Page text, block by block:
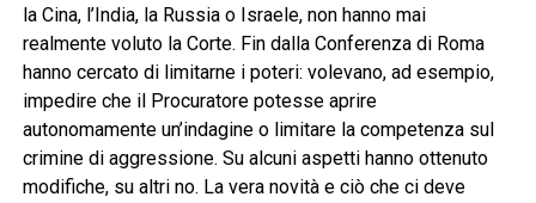
la Cina, l’India, la Russia o Israele, non hanno mai
realmente voluto la Corte. Fin dalla Conferenza di Roma
hanno cercato di limitarne i poteri: volevano, ad esempio,
impedire che il Procuratore potesse aprire
autonomamente un’indagine o limitare la competenza sul
crimine di aggressione. Su alcuni aspetti hanno ottenuto
modifiche, su altri no. La vera novità e ciò che ci deve